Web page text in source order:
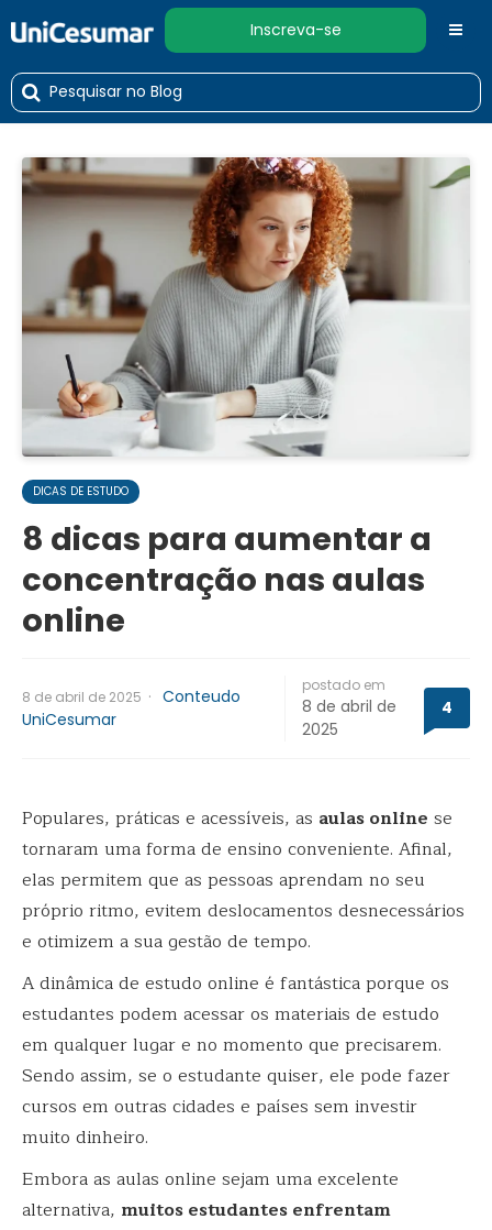
Inscreva-se
DICAS DE ESTUDO
8 dicas para aumentar a
concentração nas aulas
online
8 de abril de 2025 · Conteudo
UniCesumar
postado em
8 de abril de
2025
4
Populares, práticas e acessíveis, as aulas online se
tornaram uma forma de ensino conveniente. Afinal,
elas permitem que as pessoas aprendam no seu
próprio ritmo, evitem deslocamentos desnecessários
e otimizem a sua gestão de tempo.
A dinâmica de estudo online é fantástica porque os
estudantes podem acessar os materiais de estudo
em qualquer lugar e no momento que precisarem.
Sendo assim, se o estudante quiser, ele pode fazer
cursos em outras cidades e países sem investir
muito dinheiro.
Embora as aulas online sejam uma excelente
alternativa, muitos estudantes enfrentam